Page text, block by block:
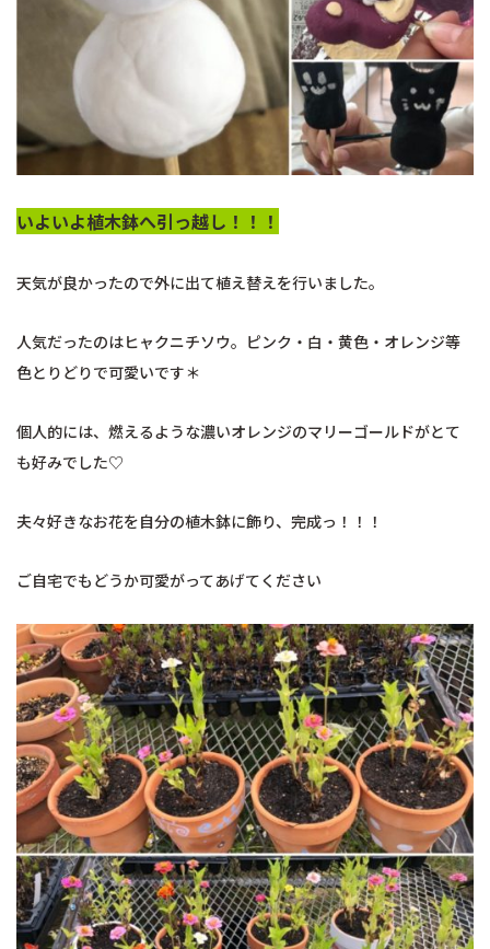
いよいよ植木鉢へ引っ越し！！！
天気が良かったので外に出て植え替えを行いました。
人気だったのはヒャクニチソウ。ピンク・白・黄色・オレンジ等
色とりどりで可愛いです＊
個人的には、燃えるような濃いオレンジのマリーゴールドがとて
も好みでした♡
夫々好きなお花を自分の植木鉢に飾り、完成っ！！！
ご自宅でもどうか可愛がってあげてください